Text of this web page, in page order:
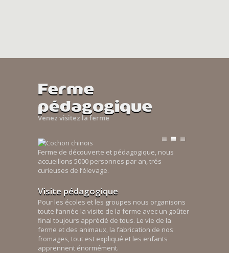
Ferme
pédagogique
Venez visitez la ferme
Ferme de découverte et pédagogique, nous
accueillons 5000 personnes par an, trés
curieuses de l’élevage.
Visite pédagogique
Pour les écoles et les groupes nous organisons
toute l’année la visite de la ferme avec un goûter
final toujours apprécié de tous. Le vie de la
ferme et des animaux, la fabrication de nos
fromages, tout est expliqué et les enfants
apprennent énormément.